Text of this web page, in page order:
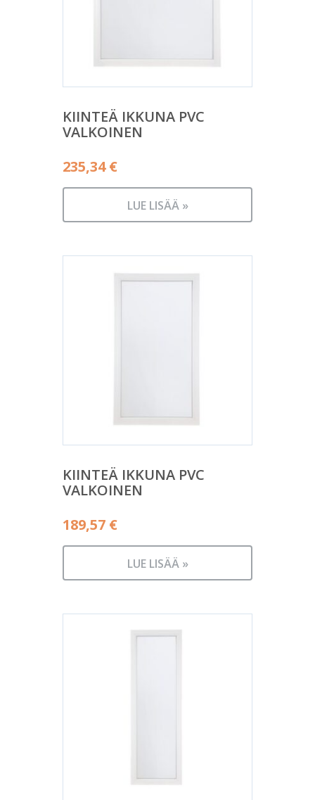
KIINTEÄ IKKUNA PVC
VALKOINEN
235,34€
LUE LISÄÄ »
KIINTEÄ IKKUNA PVC
VALKOINEN
189,57 €
LUE LISÄÄ »